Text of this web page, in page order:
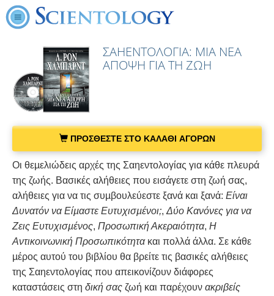
ΣΑΗΕΝΤΟΛΟΓΙΑ: ΜΙΑ ΝΕΑ
ΑΠΟΨΗ ΓΙΑ ΤΗ ΖΩΗ
ΠΡΟΣΘΕΣΤΕ ΣΤΟ ΚΑΛΑΘΙ ΑΓΟΡΩΝ
Οι θεµελιώδεις αρχές της Σαηεντολογίας για κάθε πλευρά
της ζωής. Βασικές αλήθειες που εισάγετε στη ζωή σας,
αλήθειες για να τις συµβουλεύεστε ξανά και ξανά: Είναι
Δυνατόν να Είµαστε Ευτυχισµένοι;, Δύο Κανόνες για να
Ζεις Ευτυχισµένος, Προσωπική Ακεραιότητα, Η
Αντικοινωνική Προσωπικότητακαι πολλά άλλα. Σε κάθε
µέρος αυτού του βιβλίου θα βρείτε τις βασικές αλήθειες
της Σαηεντολογίας που απεικονίζουν διάφορες
καταστάσεις στη δική σας ζωή και παρέχουν ακριβείς